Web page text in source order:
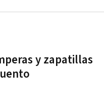
y zapatillas